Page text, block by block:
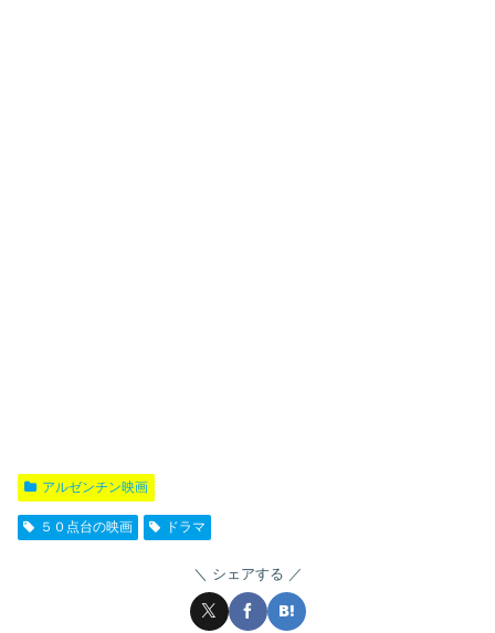
アルゼンチン映画
５０点台の映画 ドラマ
シェアする